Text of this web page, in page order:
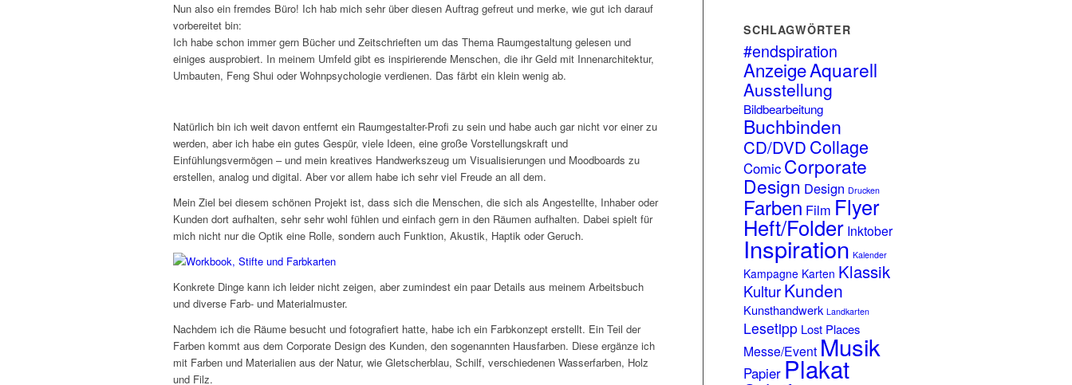
Nun also ein fremdes Büro! Ich hab mich sehr über diesen Auftrag gefreut und merke, wie gut ich darauf
vorbereitet bin:
Ich habe schon immer gern Bücher und Zeitschrieften um das Thema Raumgestaltung gelesen und
einiges ausprobiert. In meinem Umfeld gibt es inspirierende Menschen, die ihr Geld mit Innenarchitektur,
Umbauten, Feng Shui oder Wohnpsychologie verdienen. Das färbt ein klein wenig ab.
Natürlich bin ich weit davon entfernt ein Raumgestalter-Profi zu sein und habe auch gar nicht vor einer zu
werden, aber ich habe ein gutes Gespür, viele Ideen, eine große Vorstellungskraft und
Einfühlungsvermögen – und mein kreatives Handwerkszeug um Visualisierungen und Moodboards zu
erstellen, analog und digital. Aber vor allem habe ich sehr viel Freude an all dem.
Mein Ziel bei diesem schönen Projekt ist, dass sich die Menschen, die sich als Angestellte, Inhaber oder
Kunden dort aufhalten, sehr sehr wohl fühlen und einfach gern in den Räumen aufhalten. Dabei spielt für
mich nicht nur die Optik eine Rolle, sondern auch Funktion, Akustik, Haptik oder Geruch.
Konkrete Dinge kann ich leider nicht zeigen, aber zumindest ein paar Details aus meinem Arbeitsbuch
und diverse Farb- und Materialmuster.
Nachdem ich die Räume besucht und fotografiert hatte, habe ich ein Farbkonzept erstellt. Ein Teil der
Farben kommt aus dem Corporate Design des Kunden, den sogenannten Hausfarben. Diese ergänze ich
mit Farben und Materialien aus der Natur, wie Gletscherblau, Schilf, verschiedenen Wasserfarben, Holz
und Filz.
SCHLAGWÖRTER
#endspiration
AnzeigeAquarell
Ausstellung
Bildbearbeitung
Buchbinden
CD/DVD Collage
Comic Corporate
Design Design Drucken
Farben Film Flyer
Heft/Folder Inktober
Inspiration Kalender
Kampagne Karten Klassik
KulturKunden
Kunsthandwerk Landkarten
Lesetipp Lost Places
Messe/Event Musik
Papier Plakat